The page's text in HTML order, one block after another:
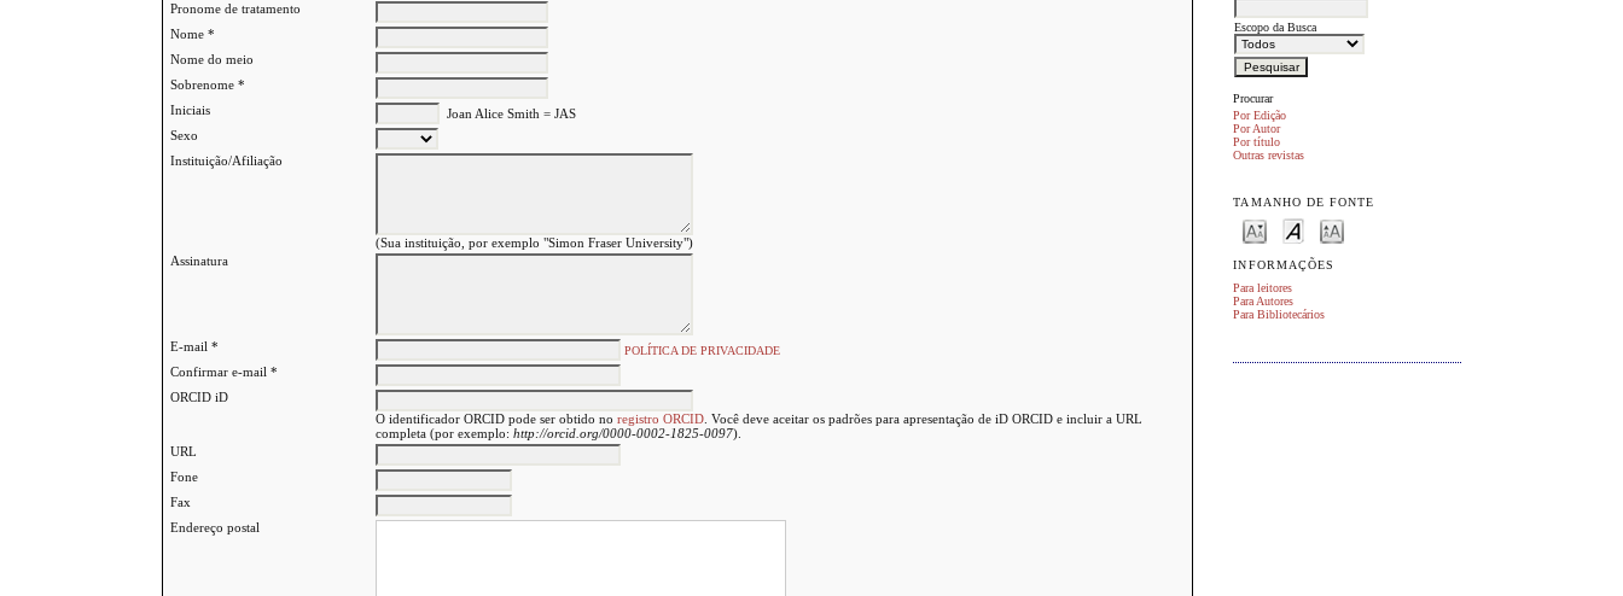
Escopo da Busca
Procurar
Por Edição
Por Autor
Por título
Outras revistas
TAMANHO DE FONTE
INFORMAÇÕES
Para leitores
Para Autores
Para Bibliotecários
Pronome de tratamento
Nome *
Nome do meio
Sobrenome *
Iniciais
Joan Alice Smith = JAS
Sexo
Instituição/Afiliação
(Sua instituição, por exemplo "Simon Fraser University")
Assinatura
E-mail * POLÍTICA DE PRIVACIDADE
Confirmar e-mail *
ORCID iD
O identificador ORCID pode ser obtido noregistro ORCID . Você deve aceitar os padrões para apresentação de iD ORCID e incluir a URL
completa (por exemplo:http://orcid.org/0000-0002-1825-0097).
URL
Fone
Fax
Endereço postal